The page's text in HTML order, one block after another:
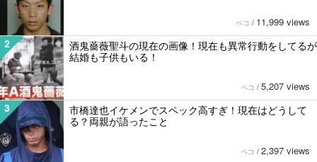
ペコ / 11,999 views
2
酒鬼薔薇聖斗の現在の画像！現在も異常行動をしてるが
結婚も子供もいる！
ペコ / 5,207 views
3
市橋達也イケメンでスペック高すぎ！現在はどうして
る？両親が語ったこと
ペコ / 2,397 views